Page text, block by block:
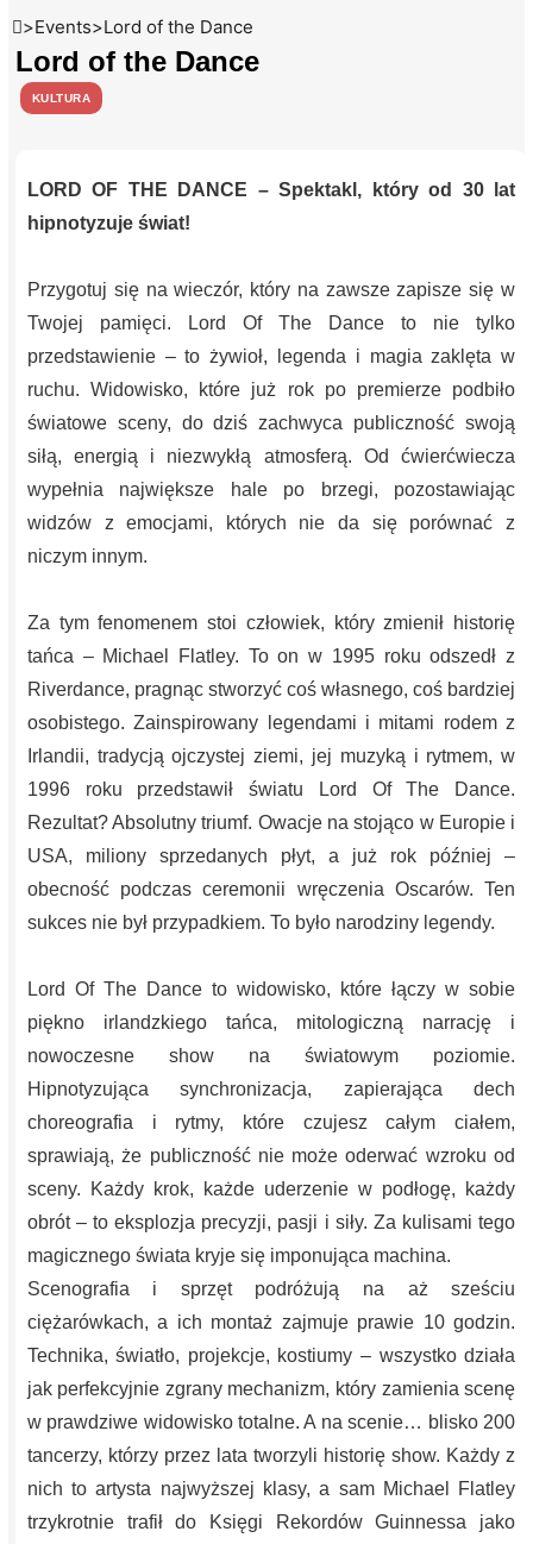
>Events>Lord of the Dance
Lord of the Dance
KULTURA
LORD OF THE DANCE – Spektakl, który od 30 lat
hipnotyzuje świat!
Przygotuj się na wieczór, który na zawsze zapisze się w
Twojej pamięci. Lord Of The Dance to nie tylko
przedstawienie – to żywioł, legenda i magia zaklęta w
ruchu. Widowisko, które już rok po premierze podbiło
światowe sceny, do dziś zachwyca publiczność swoją
siłą, energią i niezwykłą atmosferą. Od ćwierćwiecza
wypełnia największe hale po brzegi, pozostawiając
widzów z emocjami, których nie da się porównać z
niczym innym.
Za tym fenomenem stoi człowiek, który zmienił historię
tańca – Michael Flatley. To on w 1995 roku odszedł z
Riverdance, pragnąc stworzyć coś własnego, coś bardziej
osobistego. Zainspirowany legendami i mitami rodem z
Irlandii, tradycją ojczystej ziemi, jej muzyką i rytmem, w
1996 roku przedstawił światu Lord Of The Dance.
Rezultat? Absolutny triumf. Owacje na stojąco w Europie i
USA, miliony sprzedanych płyt, a już rok później –
obecność podczas ceremonii wręczenia Oscarów. Ten
sukces nie był przypadkiem. To było narodziny legendy.
Lord Of The Dance to widowisko, które łączy w sobie
piękno irlandzkiego tańca, mitologiczną narrację i
nowoczesne show na światowym poziomie.
Hipnotyzująca synchronizacja, zapierająca dech
choreografia i rytmy, które czujesz całym ciałem,
sprawiają, że publiczność nie może oderwać wzroku od
sceny. Każdy krok, każde uderzenie w podłogę, każdy
obrót – to eksplozja precyzji, pasji i siły. Za kulisami tego
magicznego świata kryje się imponująca machina.
Scenografia i sprzęt podróżują na aż sześciu
ciężarówkach, a ich montaż zajmuje prawie 10 godzin.
Technika, światło, projekcje, kostiumy – wszystko działa
jak perfekcyjnie zgrany mechanizm, który zamienia scenę
w prawdziwe widowisko totalne. A na scenie… blisko 200
tancerzy, którzy przez lata tworzyli historię show. Każdy z
nich to artysta najwyższej klasy, a sam Michael Flatley
trzykrotnie trafił do Księgi Rekordów Guinnessa jako